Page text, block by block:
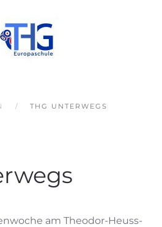
THG UNTERWEGS
am Theodor-Heuss-